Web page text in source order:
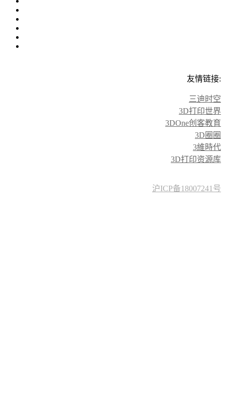
友情链接:
三迪时空
3D打印世界
3DOne创客教育
3D圈圈
3維時代
3D打印资源库
沪ICP备18007241号